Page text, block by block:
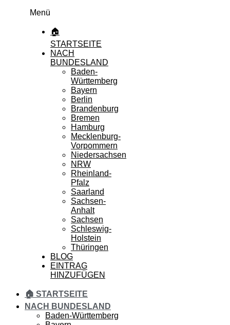
Menü
🏠
STARTSEITE
NACH
BUNDESLAND
Baden-
Württemberg
Bayern
Berlin
Brandenburg
Bremen
Hamburg
Mecklenburg-
Vorpommern
Niedersachsen
NRW
Rheinland-
Pfalz
Saarland
Sachsen-
Anhalt
Sachsen
Schleswig-
Holstein
Thüringen
BLOG
EINTRAG
HINZUFÜGEN
🏠 STARTSEITE
NACH BUNDESLAND
Baden-Württemberg